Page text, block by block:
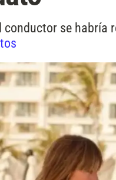
conductor se habría